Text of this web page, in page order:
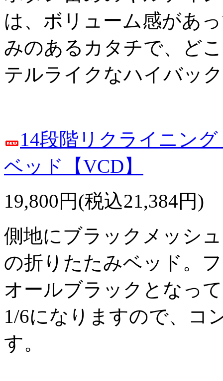
は、ボリューム感があ
みのあるカタチで、ど
テルライクなハイバッ
14段階リクライニン
ベッド【VCD】
19,800円(税込21,384円)
側地にブラックメッシ
の折りたたみベッド。
オールブラックとなっ
1/6になりますので、コ
す。